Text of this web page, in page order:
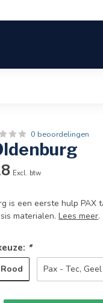
0 beoordelingen
Excl. btw
is een eerste hulp PAX
materialen.Lees meer.
*
Pax - Tec, Geel